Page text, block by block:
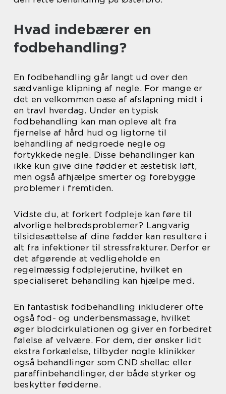
Hvad indebærer en
fodbehandling?
En fodbehandling går langt ud over den
sædvanlige klipning af negle. For mange er
det en velkommen oase af afslapning midt i
en travl hverdag. Under en typisk
fodbehandling kan man opleve alt fra
fjernelse af hård hud og ligtorne til
behandling af nedgroede negle og
fortykkede negle. Disse behandlinger kan
ikke kun give dine fødder et æstetisk løft,
men også afhjælpe smerter og forebygge
problemer i fremtiden.
Vidste du, at forkert fodpleje kan føre til
alvorlige helbredsproblemer? Langvarig
tilsidesættelse af dine fødder kan resultere i
alt fra infektioner til stressfrakturer. Derfor er
det afgørende at vedligeholde en
regelmæssig fodplejerutine, hvilket en
specialiseret behandling kan hjælpe med.
En fantastisk fodbehandling inkluderer ofte
også fod- og underbensmassage, hvilket
øger blodcirkulationen og giver en forbedret
følelse af velvære. For dem, der ønsker lidt
ekstra forkælelse, tilbyder nogle klinikker
også behandlinger som CND shellac eller
paraffinbehandlinger, der både styrker og
beskytter fødderne.